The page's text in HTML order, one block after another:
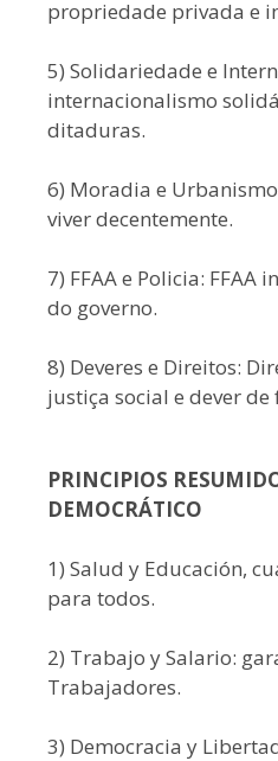
propriedade privada e
5) Solidariedade e
internacionalismo
ditaduras.
6) Moradia e
viver decentemente.
7) FFAA e Policia: FFAA
do governo.
8) Deveres e Direitos:
justiça social e dever
PRINCIPIOS
DEMOCRÁTICO
1) Salud y Educación,
para todos.
2) Trabajo y Salario:
Trabajadores.
3) Democracia y